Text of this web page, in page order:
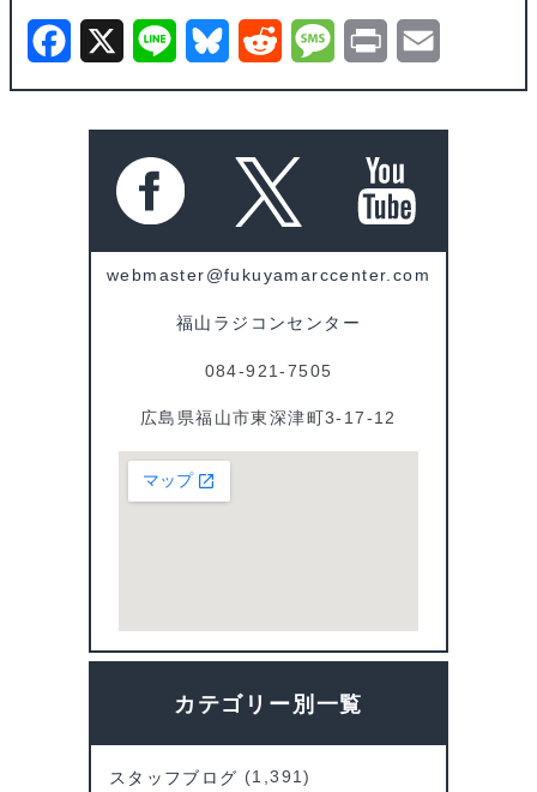
X
n
e
B
u
e
k
R
d
d
i
t
M
s
g
i
n
t
a
webmaster@fukuyamarccenter.com
福山ラジコンセンター
084-921-7505
広島県福山市東深津町3-17-12
カテゴリー別一覧
スタッフブログ (1,391)